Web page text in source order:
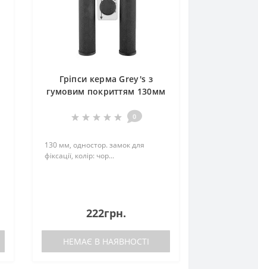
Гріпси керма Grey's з
гумовим покриттям 130мм
0
130 мм, одностор. замок для
фіксації, колір: чор...
222грн.
НЕМАЄ В НАЯВНОСТІ